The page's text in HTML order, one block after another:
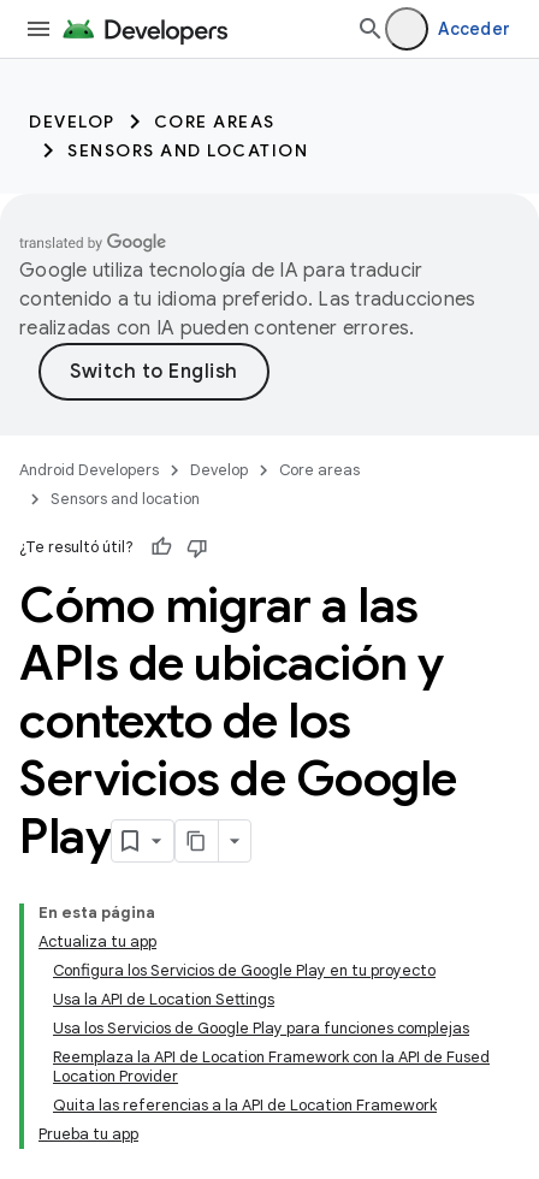
Acceder
DEVELOP
CORE AREAS
SENSORS AND LOCATION
Google utiliza tecnología de IA para traducir
contenido a tu idioma preferido. Las traducciones
realizadas con IA pueden contener errores.
Android Developers Develop
Core areas
Sensors and location
¿Te resultó útil?
Cómo migrar a las
APIs de ubicación y
contexto de los
Servicios de Google
Play
En esta página
Actualiza tu app
Configura los Servicios de Google Play en tu proyecto
Usa la API de Location Settings
Usa los Servicios de Google Play para funciones complejas
Reemplaza la API de Location Framework con la API de Fused
Location Provider
Quita las referencias a la API de Location Framework
Prueba tu app